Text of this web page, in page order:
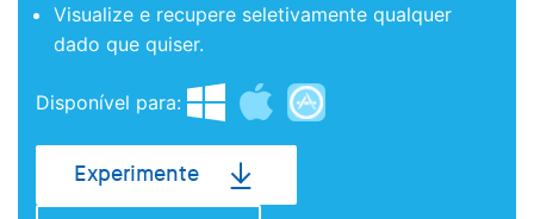
Visualize e recupere seletivamente qualquer
dado que quiser.
Disponível para:
Experimente